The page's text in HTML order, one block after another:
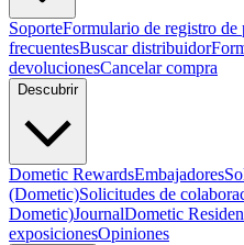
SoporteFormulario de registro de
frecuentesBuscar distribuidor
devolucionesCancelar compra
Descubrir
Dometic RewardsEmbajadores
(Dometic)Solicitudes de
Dometic)JournalDometic
exposicionesOpiniones